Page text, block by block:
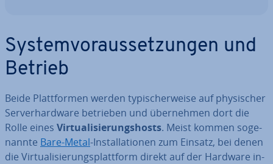
Sys­tem­vor­aus­set­zun­gen und
Betrieb
Beide Platt­for­men werden ty­pi­scher­wei­se auf phy­si­scher
Ser­ver­hard­ware betrieben und über­neh­men dort die
Rolle eines Vir­tua­li­sie­rungs­hosts. Meist kommen so­ge­
nann­te Bare-Metal-In­stal­la­tio­nen zum Einsatz, bei denen
die Vir­tua­li­sie­rungs­platt­form direkt auf der Hardware in­